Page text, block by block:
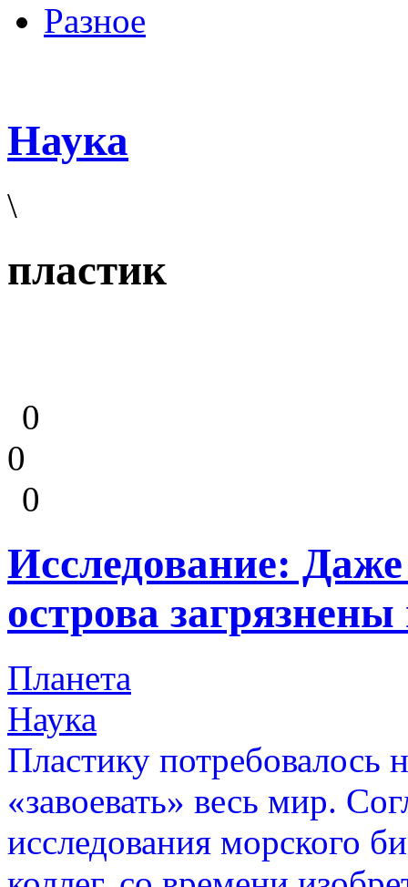
Разное
Наука
\
пластик
0
0
0
Исследование:
острова
Планета
Наука
Пластику потребовалось
«завоевать» весь мир.
исследования морского